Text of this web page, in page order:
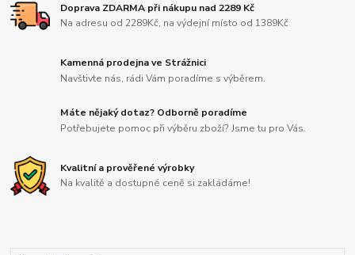
Doprava ZDARMA při nákupu nad 2289 Kč
Na adresu od 2289Kč, na výdejní místo od 1389Kč
Kamenná prodejna ve Strážnici
Navštivte nás, rádi Vám poradíme s výběrem.
Máte nějaký dotaz? Odborně poradíme
Potřebujete pomoc při výběru zboží? Jsme tu pro Vás.
Kvalitní a prověřené výrobky
Na kvalitě a dostupné ceně si zakládáme!